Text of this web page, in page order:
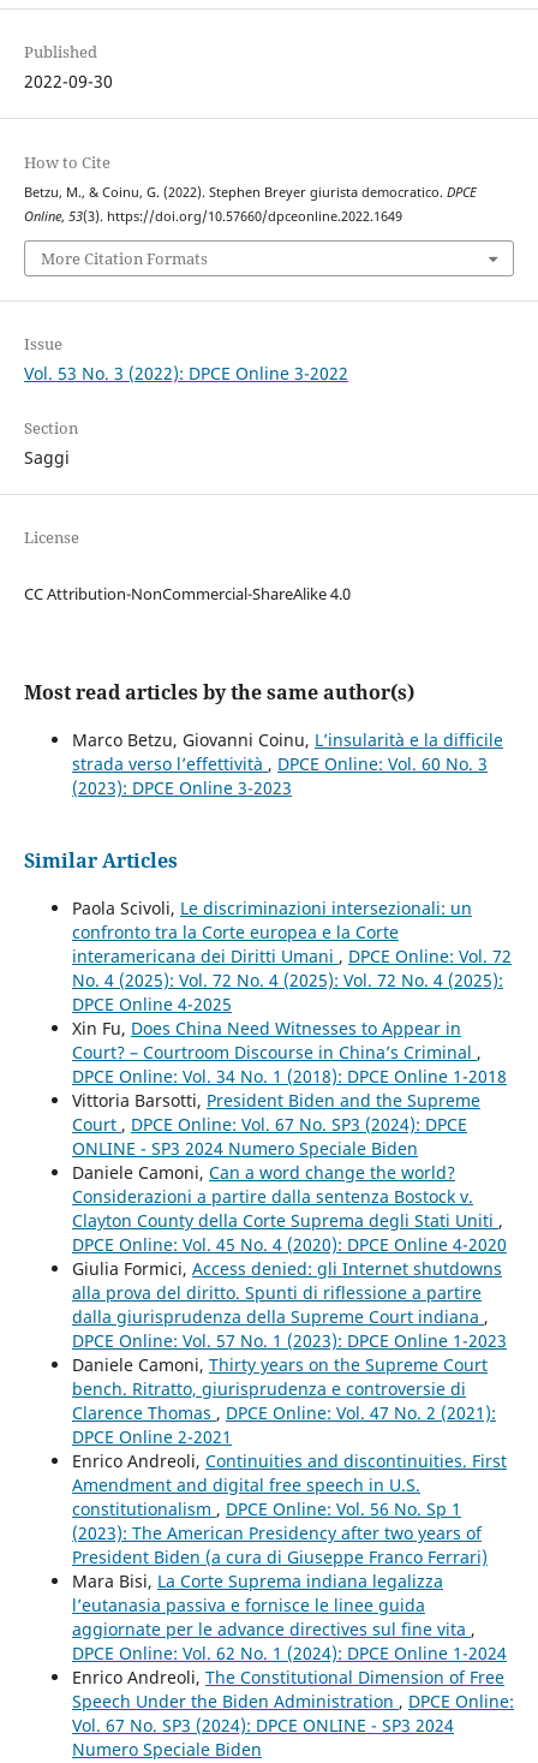
Published
2022-09-30
How to Cite
Betzu, M., & Coinu, G. (2022). Stephen Breyer giurista democratico. DPCE
Online, 53(3). https://doi.org/10.57660/dpceonline.2022.1649
More Citation Formats
Issue
Vol. 53 No. 3 (2022): DPCE Online 3-2022
Section
Saggi
License
CC Attribution-NonCommercial-ShareAlike 4.0
Most read articles by the same author(s)
Marco Betzu, Giovanni Coinu, L’insularità e la difficile
strada verso l’effettività , DPCE Online: Vol. 60 No. 3
(2023): DPCE Online 3-2023
Similar Articles
Paola Scivoli, Le discriminazioni intersezionali: un
confronto tra la Corte europea e la Corte
interamericana dei Diritti Umani , DPCE Online: Vol. 72
No. 4 (2025): Vol. 72 No. 4 (2025): Vol. 72 No. 4 (2025):
DPCE Online 4-2025
Xin Fu, Does China Need Witnesses to Appear in
Court? – Courtroom Discourse in China’s Criminal ,
DPCE Online: Vol. 34 No. 1 (2018): DPCE Online 1-2018
Vittoria Barsotti, President Biden and the Supreme
Court , DPCE Online: Vol. 67 No. SP3 (2024): DPCE
ONLINE - SP3 2024 Numero Speciale Biden
Daniele Camoni, Can a word change the world?
Considerazioni a partire dalla sentenza Bostock v.
Clayton County della Corte Suprema degli Stati Uniti ,
DPCE Online: Vol. 45 No. 4 (2020): DPCE Online 4-2020
Giulia Formici, Access denied: gli Internet shutdowns
alla prova del diritto. Spunti di riflessione a partire
dalla giurisprudenza della Supreme Court indiana ,
DPCE Online: Vol. 57 No. 1 (2023): DPCE Online 1-2023
Daniele Camoni, Thirty years on the Supreme Court
bench. Ritratto, giurisprudenza e controversie di
Clarence Thomas , DPCE Online: Vol. 47 No. 2 (2021):
DPCE Online 2-2021
Enrico Andreoli, Continuities and discontinuities. First
Amendment and digital free speech in U.S.
constitutionalism , DPCE Online: Vol. 56 No. Sp 1
(2023): The American Presidency after two years of
President Biden (a cura di Giuseppe Franco Ferrari)
Mara Bisi, La Corte Suprema indiana legalizza
l’eutanasia passiva e fornisce le linee guida
aggiornate per le advance directives sul fine vita ,
DPCE Online: Vol. 62 No. 1 (2024): DPCE Online 1-2024
Enrico Andreoli, The Constitutional Dimension of Free
Speech Under the Biden Administration , DPCE Online:
Vol. 67 No. SP3 (2024): DPCE ONLINE - SP3 2024
Numero Speciale Biden